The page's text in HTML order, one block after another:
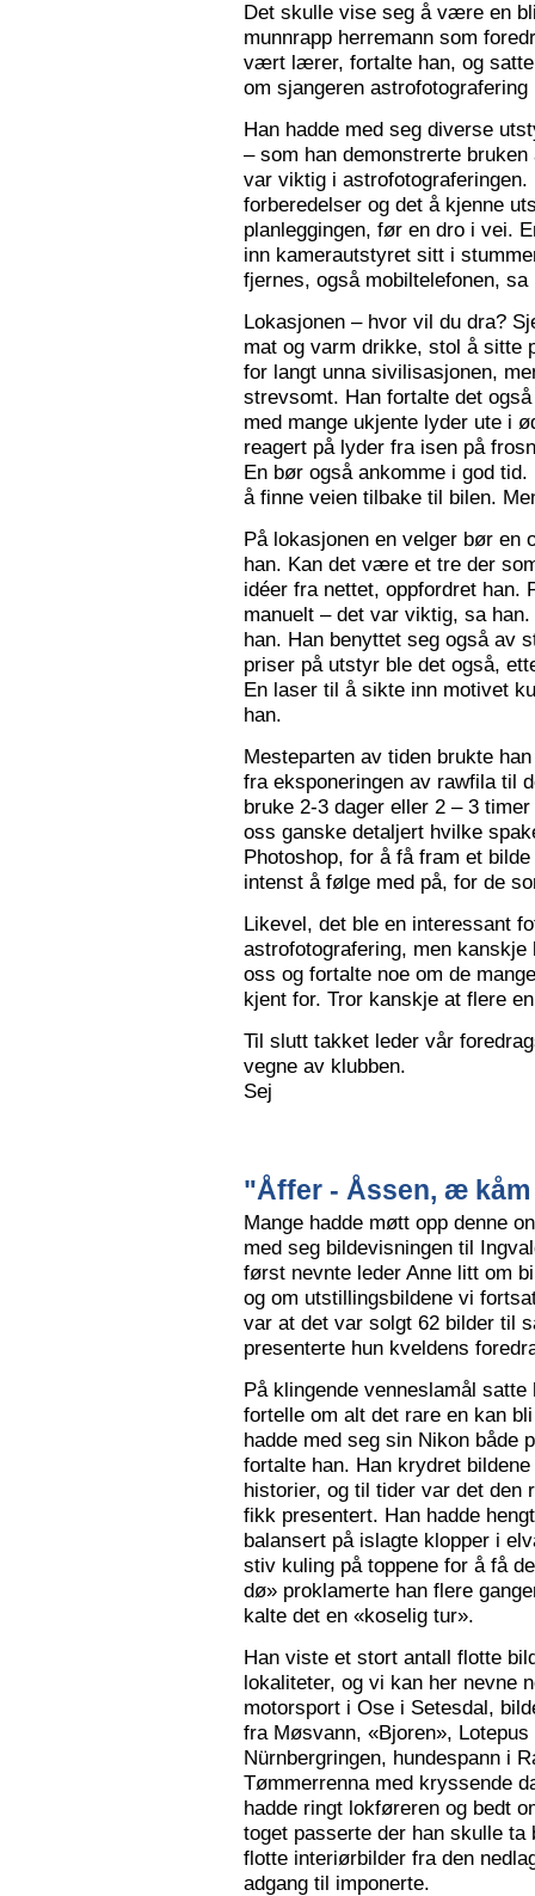
Det skulle vise seg å være en
munnrapp herremann som
vært lærer, fortalte han, og
om sjangeren astrofotografering
Han hadde med seg diverse
– som han demonstrerte
var viktig i
forberedelser og det å kjenne
planleggingen, før en dro i vei.
inn kamerautstyret sitt i
fjernes, også mobiltelefonen, sa
Lokasjonen – hvor vil du dra?
mat og varm drikke, stol å
for langt unna sivilisasjonen,
strevsomt. Han fortalte det
med mange ukjente lyder ute i
reagert på lyder fra isen på
En bør også ankomme i god
å finne veien tilbake til bilen.
På lokasjonen en velger bør en
han. Kan det være et tre der
idéer fra nettet, oppfordret han.
manuelt – det var viktig, sa
han. Han benyttet seg også av
priser på utstyr ble det også,
En laser til å sikte inn motivet
han.
Mesteparten av tiden brukte
fra eksponeringen av rawfila til
bruke 2-3 dager eller 2 – 3
oss ganske detaljert hvilke
Photoshop, for å få fram et
intenst å følge med på, for de
Likevel, det ble en interessant
astrofotografering, men
oss og fortalte noe om de
kjent for. Tror kanskje at flere
Til slutt takket leder vår
vegne av klubben.
Sej
"Åffer - Åssen, æ
Mange hadde møtt opp denne
med seg bildevisningen til
først nevnte leder Anne litt om
og om utstillingsbildene vi
var at det var solgt 62 bilder til
presenterte hun kveldens
På klingende venneslamål
fortelle om alt det rare en kan
hadde med seg sin Nikon både
fortalte han. Han krydret
historier, og til tider var det den
fikk presentert. Han hadde
balansert på islagte klopper i
stiv kuling på toppene for å få
dø» proklamerte han flere
kalte det en «koselig tur».
Han viste et stort antall flotte
lokaliteter, og vi kan her nevne
motorsport i Ose i Setesdal,
fra Møsvann, «Bjoren»,
Nürnbergringen, hundespann i
Tømmerrenna med kryssende
hadde ringt lokføreren og bedt
toget passerte der han skulle
flotte interiørbilder fra den
adgang til imponerte.